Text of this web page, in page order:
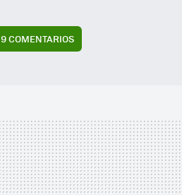
9 COMENTARIOS